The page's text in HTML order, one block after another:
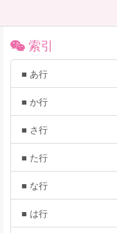
索引
■ あ行
■ か行
■ さ行
■ た行
■ な行
■ は行